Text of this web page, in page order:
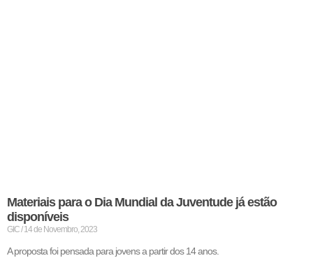
Materiais para o Dia Mundial da Juventude já estão
disponíveis
GIC 14 de Novembro, 2023
A proposta foi pensada para jovens a partir dos 14 anos.